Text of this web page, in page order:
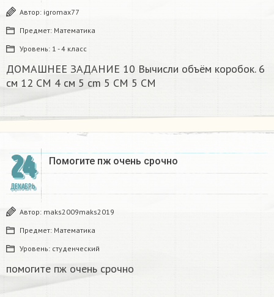
Автор: igromax77
Предмет: Математика
Уровень: 1 - 4 класс
ДОМАШНЕЕ ЗАДАНИЕ 10 Вычисли объём коробок. 6
см 12 CM 4 см 5 cm 5 CM 5 CM​
24
ДЕКАБРЬ
Помогите пж очень срочно​
Автор: maks2009maks2019
Предмет: Математика
Уровень: студенческий
помогите пж очень срочно​